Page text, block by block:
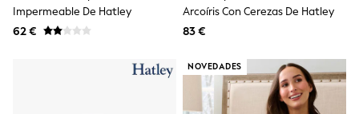
Shoes
Cardigans
Impermeable De Hatley
62 €
Arcoíris Con Cerezas De Hatley
83 €
NOVEDADES